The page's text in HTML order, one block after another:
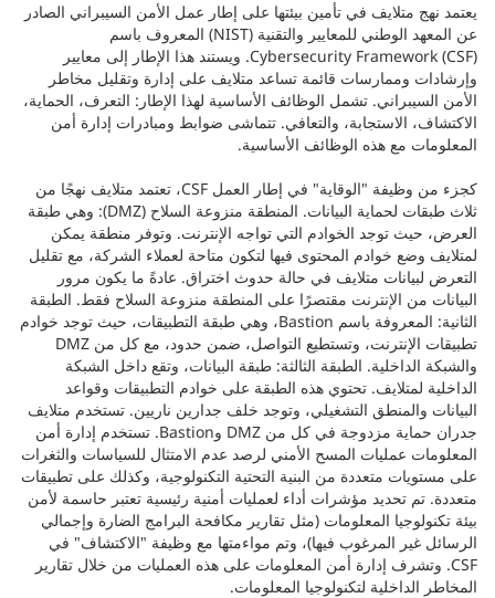
يعتمد نهج متلايف في تأمين بيئتها على إطار عمل الأمن السيبراني الصادر
عن المعهد الوطني للمعايير والتقنية (NIST) المعروف باسم
Cybersecurity Framework (CSF). ويستند هذا الإطار إلى معايير
وإرشادات وممارسات قائمة تساعد متلايف على إدارة وتقليل مخاطر
الأمن السيبراني. تشمل الوظائف الأساسية لهذا الإطار: التعرف، الحماية،
الاكتشاف، الاستجابة، والتعافي. تتماشى ضوابط ومبادرات إدارة أمن
المعلومات مع هذه الوظائف الأساسية.
كجزء من وظيفة "الوقاية" في إطار العمل CSF، تعتمد متلايف نهجًا من
ثلاث طبقات لحماية البيانات. المنطقة منزوعة السلاح (DMZ): وهي طبقة
العرض، حيث توجد الخوادم التي تواجه الإنترنت. وتوفر منطقة يمكن
لمتلايف وضع خوادم المحتوى فيها لتكون متاحة لعملاء الشركة، مع تقليل
التعرض لبيانات متلايف في حالة حدوث اختراق. عادةً ما يكون مرور
البيانات من الإنترنت مقتصرًا على المنطقة منزوعة السلاح فقط. الطبقة
الثانية: المعروفة باسم Bastion، وهي طبقة التطبيقات، حيث توجد خوادم
تطبيقات الإنترنت، وتستطيع التواصل، ضمن حدود، مع كل من DMZ
والشبكة الداخلية. الطبقة الثالثة: طبقة البيانات، وتقع داخل الشبكة
الداخلية لمتلايف. تحتوي هذه الطبقة على خوادم التطبيقات وقواعد
البيانات والمنطق التشغيلي، وتوجد خلف جدارين ناريين. تستخدم متلايف
جدران حماية مزدوجة في كل من DMZ وBastion. تستخدم إدارة أمن
المعلومات عمليات المسح الأمني لرصد عدم الامتثال للسياسات والثغرات
على مستويات متعددة من البنية التحتية التكنولوجية، وكذلك على تطبيقات
متعددة. تم تحديد مؤشرات أداء لعمليات أمنية رئيسية تعتبر حاسمة لأمن
بيئة تكنولوجيا المعلومات (مثل تقارير مكافحة البرامج الضارة وإجمالي
الرسائل غير المرغوب فيها)، وتم مواءمتها مع وظيفة "الاكتشاف" في
CSF. وتشرف إدارة أمن المعلومات على هذه العمليات من خلال تقارير
المخاطر الداخلية لتكنولوجيا المعلومات.